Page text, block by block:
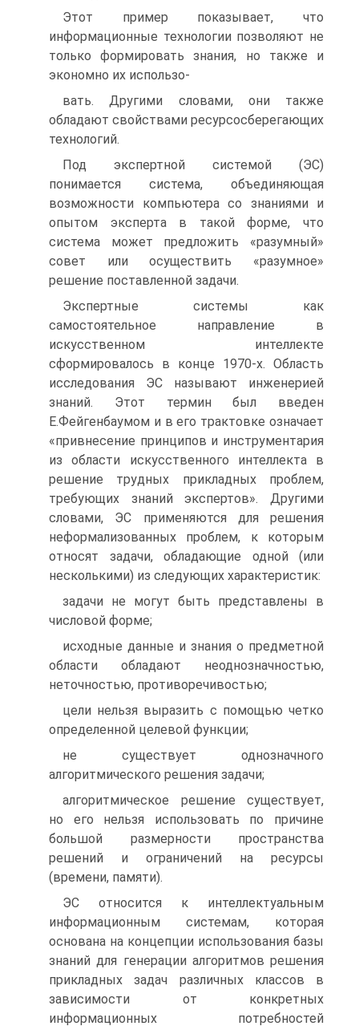
Этот пример показывает, что
информационные технологии позволяют не
только формировать знания, но также и
экономно их использо-
вать. Другими словами, они также
обладают свойствами ресурсосберегающих
технологий.
Под экспертной системой (ЭС)
понимается система, объединяющая
возможности компьютера со знаниями и
опытом эксперта в такой форме, что
система может предложить «разумный»
совет или осуществить «разумное»
решение поставленной задачи.
Экспертные системы как
самостоятельное направление в
искусственном интеллекте
сформировалось в конце 1970-х. Область
исследования ЭС называют инженерией
знаний. Этот термин был введен
Е.Фейгенбаумом и в его трактовке означает
«привнесение принципов и инструментария
из области искусственного интеллекта в
решение трудных прикладных проблем,
требующих знаний экспертов». Другими
словами, ЭС применяются для решения
неформализованных проблем, к которым
относят задачи, обладающие одной (или
несколькими) из следующих характеристик:
задачи не могут быть представлены в
числовой форме;
исходные данные и знания о предметной
области обладают неоднозначностью,
неточностью, противоречивостью;
цели нельзя выразить с помощью четко
определенной целевой функции;
не существует однозначного
алгоритмического решения задачи;
алгоритмическое решение существует,
но его нельзя использовать по причине
большой размерности пространства
решений и ограничений на ресурсы
(времени, памяти).
ЭС относится к интеллектуальным
информационным системам, которая
основана на концепции использования базы
знаний для генерации алгоритмов решения
прикладных задач различных классов в
зависимости от конкретных
информационных потребностей